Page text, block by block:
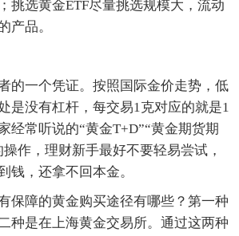
挑选黄金ETF尽量挑选规模大，流动
产品。
一个凭证。按照国际金价走势，低
是没有杠杆，每交易1克对应的就是1
经常听说的“黄金T+D”“黄金期货期
作，理财新手最好不要轻易尝试，
钱，还拿不回本金。
障的黄金购买途径有哪些？第一种
种是在上海黄金交易所。通过这两种